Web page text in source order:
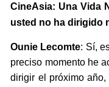
CineAsia: Una Vida
usted no ha dirigido
Ounie Lecomte: Sí,
preciso momento he
dirigir el próximo